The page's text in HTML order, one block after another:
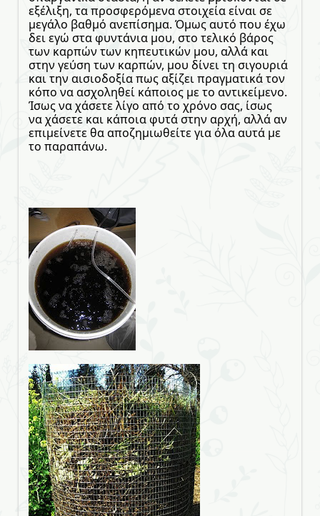
εξέλιξη, τα προσφερόμενα στοιχεία είναι σε
μεγάλο βαθμό ανεπίσημα. Όμως αυτό που έχω
δει εγώ στα φυντάνια μου, στο τελικό βάρος
των καρπών των κηπευτικών μου, αλλά και
στην γεύση των καρπών, μου δίνει τη σιγουριά
και την αισιοδοξία πως αξίζει πραγματικά τον
κόπο να ασχοληθεί κάποιος με το αντικείμενο.
Ίσως να χάσετε λίγο από το χρόνο σας, ίσως
να χάσετε και κάποια φυτά στην αρχή, αλλά αν
επιμείνετε θα αποζημιωθείτε για όλα αυτά με
το παραπάνω.